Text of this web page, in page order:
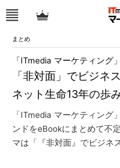
まとめ
「非対面」でビジ
ネット生命13年の歩
「ITmedia マーケティング
「ITmedia マーケティング
ンドをeBookにまとめて不
マは「『非対面』でビジネ